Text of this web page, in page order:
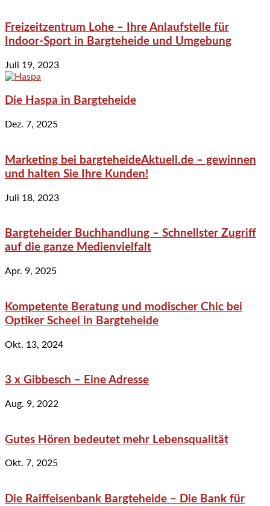
Freizeitzentrum Lohe – Ihre Anlaufstelle für
Indoor-Sport in Bargteheide und Umgebung
Juli 19, 2023
Die Haspa in Bargteheide
Dez. 7, 2025
Marketing bei bargteheideAktuell.de – gewinnen
und halten Sie Ihre Kunden!
Juli 18, 2023
Bargteheider Buchhandlung – Schnellster Zugriff
auf die ganze Medienvielfalt
Apr. 9, 2025
Kompetente Beratung und modischer Chic bei
Optiker Scheel in Bargteheide
Okt. 13, 2024
3 x Gibbesch – Eine Adresse
Aug. 9, 2022
Gutes Hören bedeutet mehr Lebensqualität
Okt. 7, 2025
Die Raiffeisenbank Bargteheide – Die Bank für